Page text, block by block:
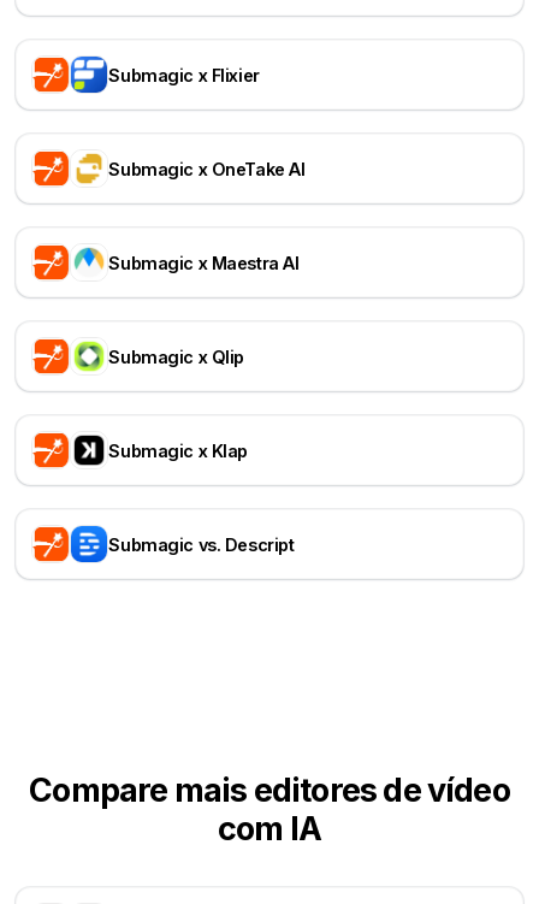
Submagic x Flixier
Submagic x OneTake AI
Submagic x Maestra AI
Submagic x Qlip
Submagic x Klap
Submagic vs. Descript
Compare mais editores de vídeo
com IA